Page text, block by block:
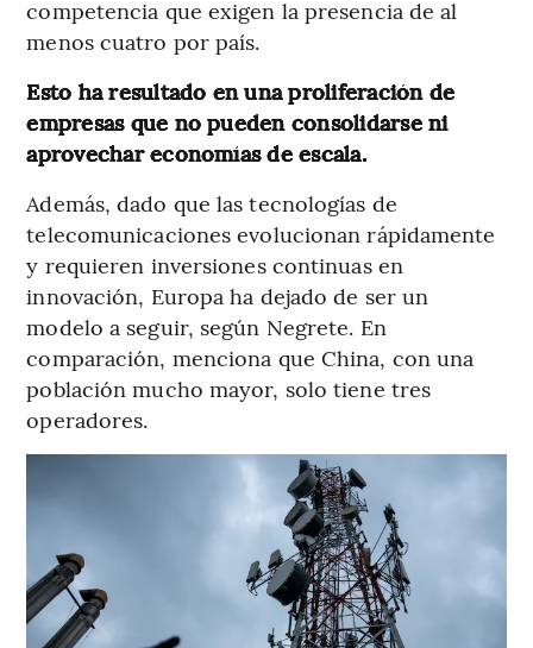
competencia que exigen la presencia de al
menos cuatro por país.
Esto ha resultado en una proliferación de
empresas que no pueden consolidarse ni
aprovechar economías de escala.
Además, dado que las tecnologías de
telecomunicaciones evolucionan rápidamente
y requieren inversiones continuas en
innovación, Europa ha dejado de ser un
modelo a seguir, según Negrete. En
comparación, menciona que China, con una
población mucho mayor, solo tiene tres
operadores.